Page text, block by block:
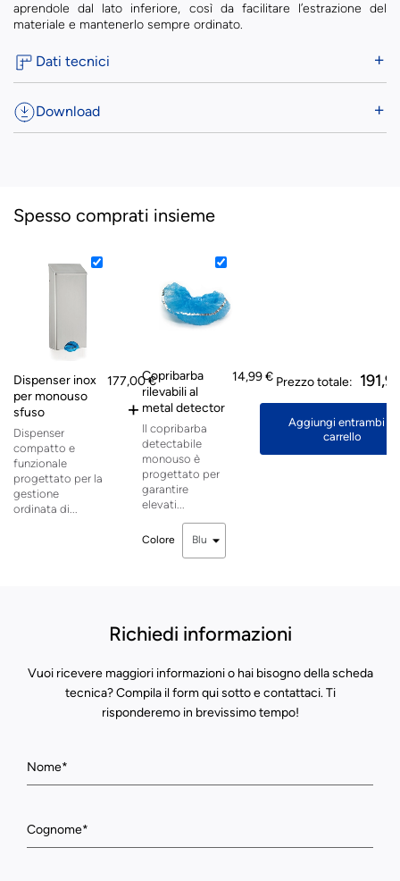
aprendole dal lato inferiore, così da facilitare l’estrazione del
materiale e mantenerlo sempre ordinato.
Dati tecnici
Download
Spesso comprati insieme
Dispenser inox
per monouso
sfuso
Dispenser
compatto e
funzionale
progettato per la
gestione
ordinata di...
177,00 €
+
Copribarba
rilevabili al
metal detector
Il copribarba
detectabile
monouso è
progettato per
garantire
elevati...
14,99 €
Colore
Prezzo totale:
Aggiungi entrambi al
carrello
Richiedi informazioni
Vuoi ricevere maggiori informazioni o hai bisogno della scheda
tecnica? Compila il form qui sotto e contattaci. Ti
risponderemo in brevissimo tempo!